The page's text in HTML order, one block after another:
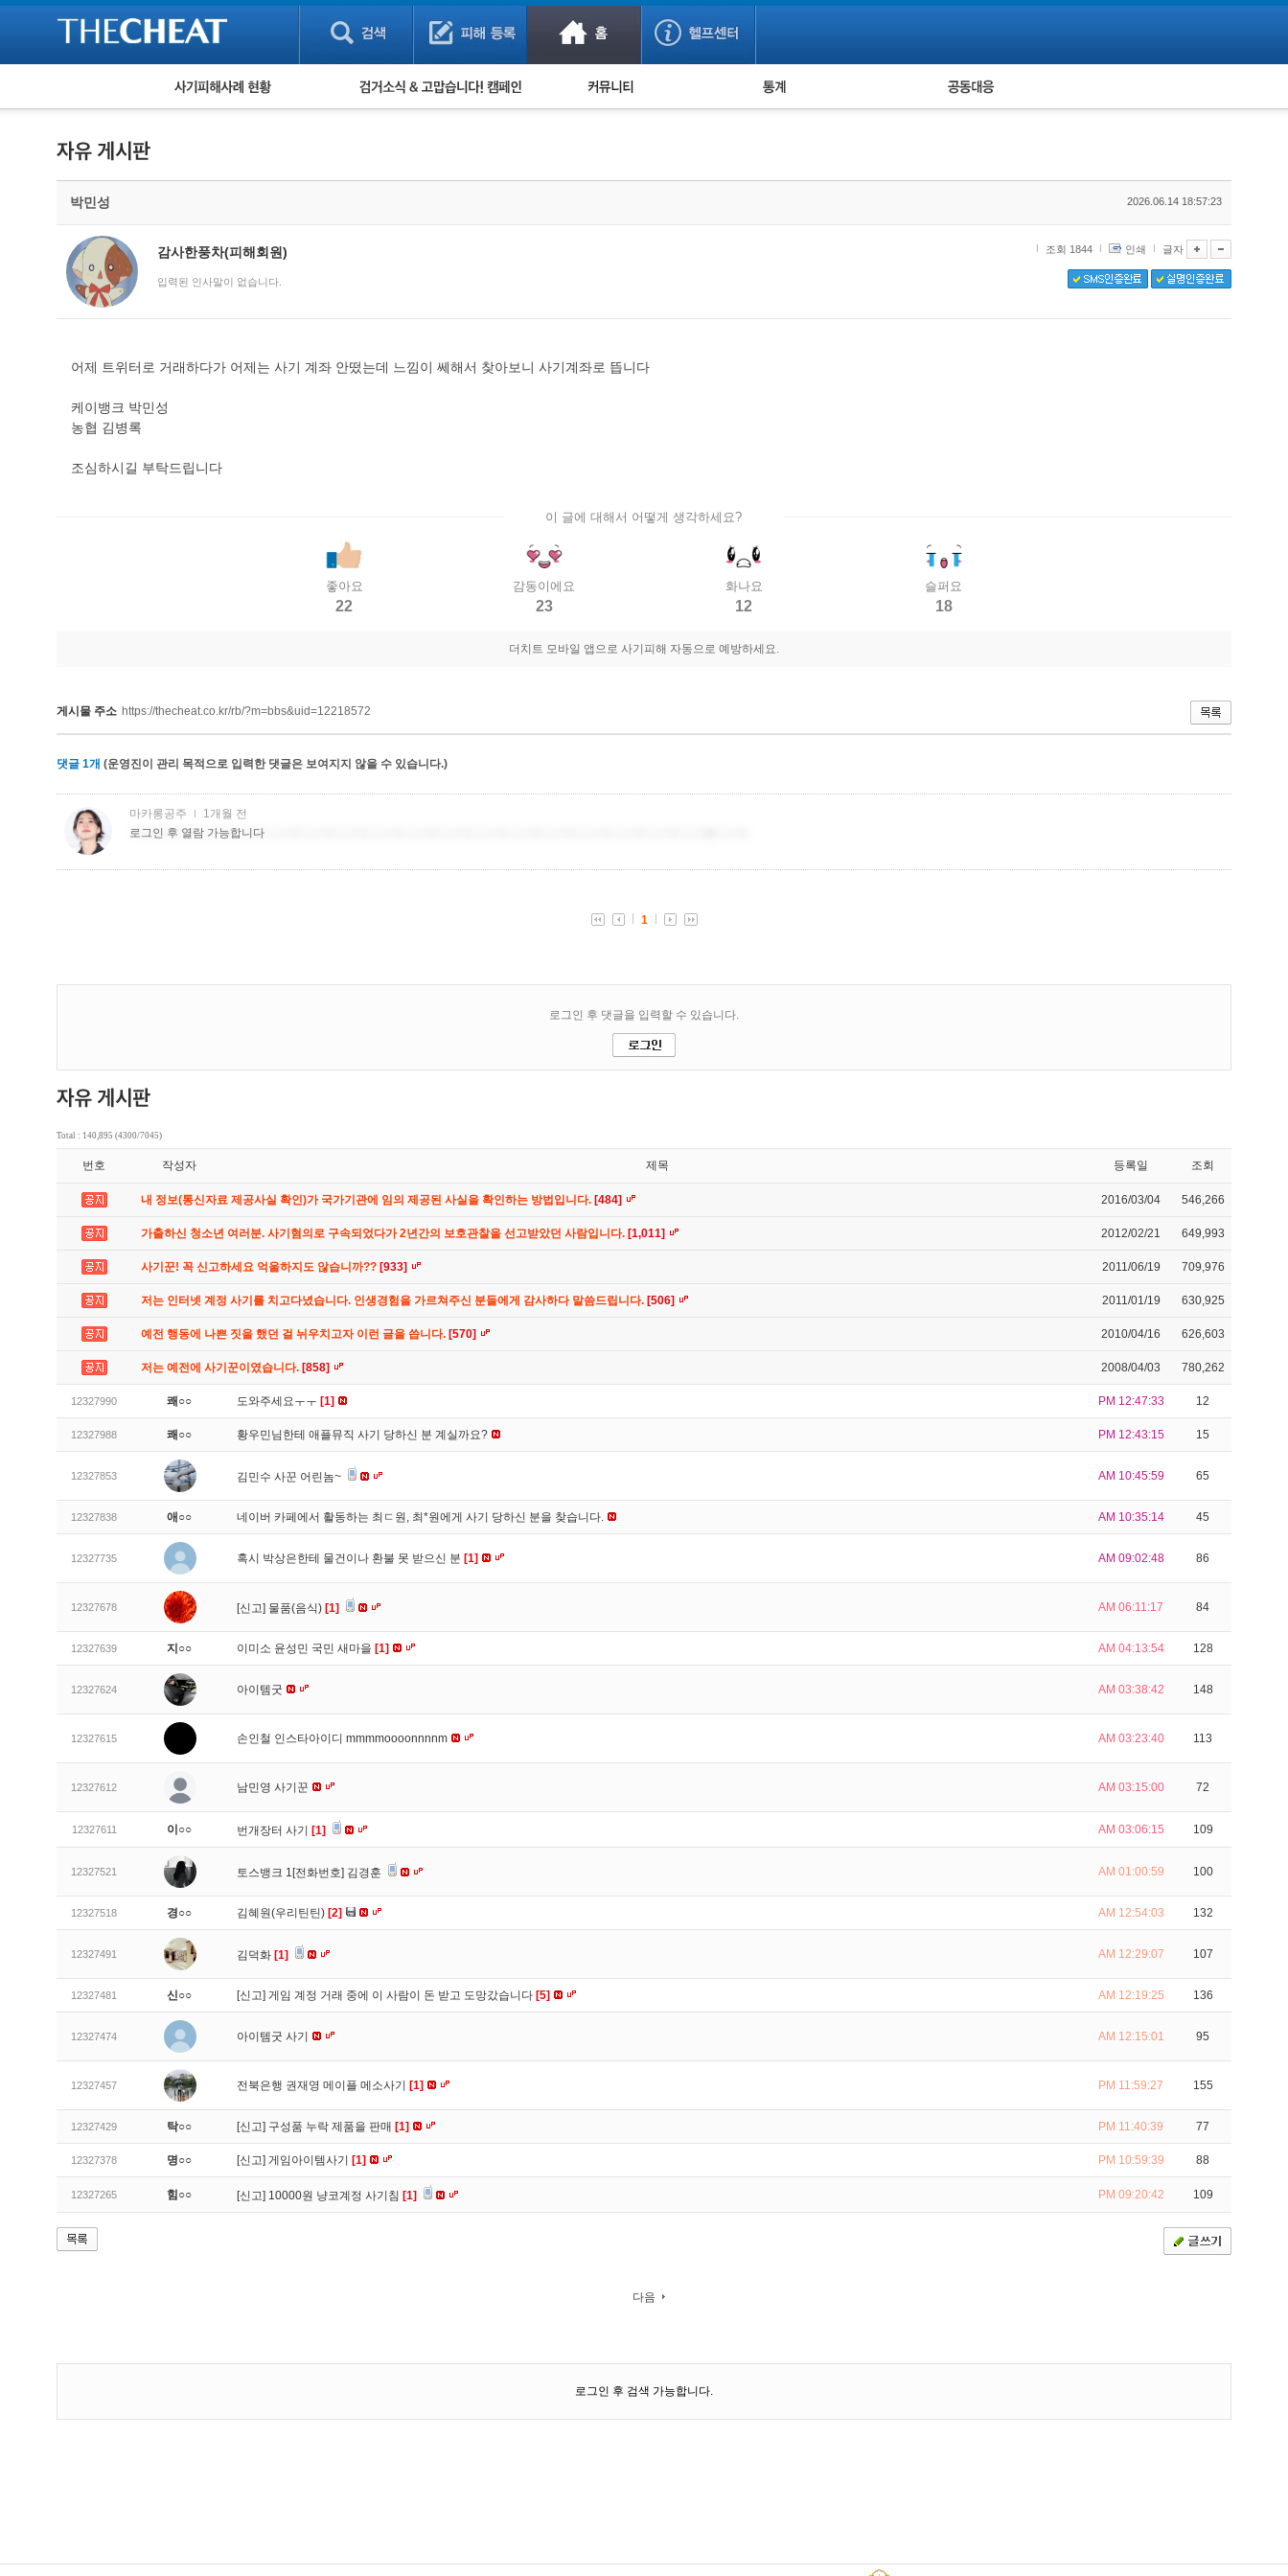
피해사례 현황
유해사이트 목록
비공개 피해사례
워킹홀리데이 피해사례
검거 소식 사기 예방했어요! 누적 피해사례 통계 피해자 공동대응
박민성 2026.06.14 18:57:23
감사한풍차(피해회원)
입력된 인사말이 없습니다.
조회 1844 인쇄 글자
어제 트위터로 거래하다가 어제는 사기 계좌 안떴는데 느낌이 쎄해서 찾아보니 사기계좌로 뜹니다
케이뱅크 박민성
농협 김병록
조심하시길 부탁드립니다
이 글에 대해서 어떻게 생각하세요?
좋아요
22
감동이에요
23
화나요
12
슬퍼요
18
더치트 모바일 앱으로 사기피해 자동으로 예방하세요.
게시물 주소 https://thecheat.co.kr/rb/?m=bbs&uid=12218572
댓글 1개 (운영진이 관리 목적으로 입력한 댓글은 보여지지 않을 수 있습니다.)
Total : 140,895 (4300/7045)
번호 작성자 제목 등록일 조회
내 정보(통신자료 제공사실 확인)가 국가기관에 임의 제공된 사실을 확인하는 방법입니다. [484] 2016/03/04 546,266
가출하신 청소년 여러분. 사기혐의로 구속되었다가 2년간의 보호관찰을 선고받았던 사람입니다. [1,011] 2012/02/21 649,993
사기꾼! 꼭 신고하세요 억울하지도 않습니까?? [933] 2011/06/19 709,976
저는 인터넷 계정 사기를 치고다녔습니다. 인생경험을 가르쳐주신 분들에게 감사하다 말씀드립니다. [506] 2011/01/19 630,925
예전 행동에 나쁜 짓을 했던 걸 뉘우치고자 이런 글을 씁니다. [570] 2010/04/16 626,603
저는 예전에 사기꾼이였습니다. [858] 2008/04/03 780,262
12327990 쾌○○ 도와주세요ㅜㅜ [1] PM 12:47:33 12
12327988 쾌○○ 황우민님한테 애플뮤직 사기 당하신 분 계실까요? PM 12:43:15 15
12327853 김민수 사꾼 어린놈~ AM 10:45:59 65
12327838 애○○ 네이버 카페에서 활동하는 최ㄷ원, 최*원에게 사기 당하신 분을 찾습니다. AM 10:35:14 45
12327735 혹시 박상은한테 물건이나 환불 못 받으신 분 [1] AM 09:02:48 86
12327678 [신고] 물품(음식) [1] AM 06:11:17 84
12327639 지○○ 이미소 윤성민 국민 새마을 [1] AM 04:13:54 128
12327624 아이템굿 AM 03:38:42 148
12327615 손인철 인스타아이디 mmmmoooonnnnm AM 03:23:40 113
12327612 남민영 사기꾼 AM 03:15:00 72
12327611 이○○ 번개장터 사기 [1] AM 03:06:15 109
12327521 토스뱅크 1[전화번호] 김경훈 AM 01:00:59 100
12327518 경○○ 김혜원(우리틴틴) [2] AM 12:54:03 132
12327491 김덕화 [1] AM 12:29:07 107
12327481 신○○ [신고] 게임 계정 거래 중에 이 사람이 돈 받고 도망갔습니다 [5] AM 12:19:25 136
12327474 아이템굿 사기 AM 12:15:01 95
12327457 전북은행 권재영 메이플 메소사기 [1] PM 11:59:27 155
12327429 탁○○ [신고] 구성품 누락 제품을 판매 [1] PM 11:40:39 77
12327378 명○○ [신고] 게임아이템사기 [1] PM 10:59:39 88
12327265 힘○○ [신고] 10000원 냥코계정 사기침 [1] PM 09:20:42 109
다음
로그인 후 검색 가능합니다.